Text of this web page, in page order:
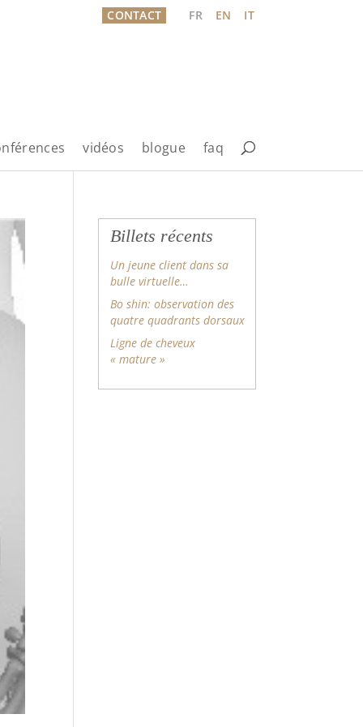
CONTACT FR EN IT
vidéos blogue faq
Billets récents
Un jeune client dans sa
bulle virtuelle…
Bo shin: observation des
quatre quadrants dorsaux
Ligne de cheveux
« mature »